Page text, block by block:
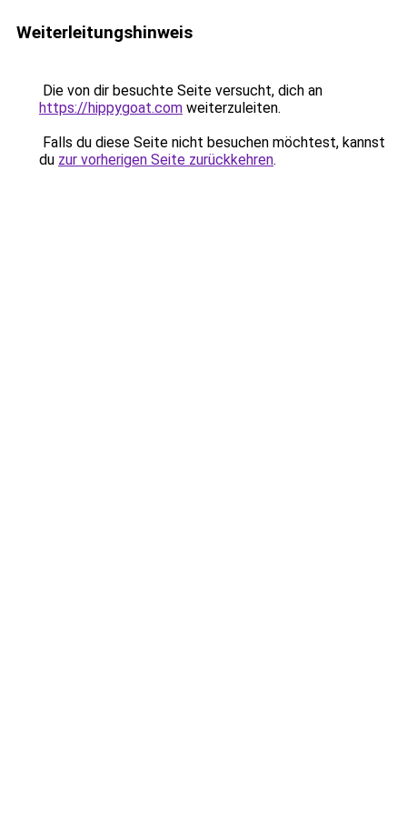
Weiterleitungshinweis
Die von dir besuchte Seite versucht, dich an
https://hippygoat.com weiterzuleiten.
Falls du diese Seite nicht besuchen möchtest, kannst
du zur vorherigen Seite zurückkehren.